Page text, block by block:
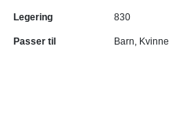
Legering 830
Passer til Barn, Kvinne